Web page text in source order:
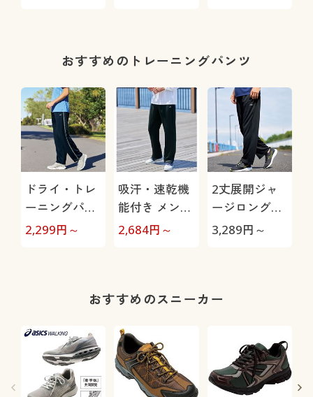
おすすめのトレーニングパンツ
ドライ・トレ
ーニングパン
ツ(フィラ)股
2,299円～
吸汗・速乾機
能付き メンズ
スポーツ前開
2,684円～
2丈展開ジャ
ージロングパ
ンツ(フィラ)
3,289円～
おすすめのスニーカー